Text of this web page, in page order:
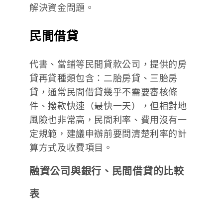
解決資金問題。
民間借貸
代書、當鋪等民間貸款公司，提供的房
貸再貸種類包含：二胎房貸、三胎房
貸，通常民間借貸幾乎不需要審核條
件、撥款快速（最快一天），但相對地
風險也非常高，民間利率、費用沒有一
定規範，建議申辦前要問清楚利率的計
算方式及收費項目。
融資公司與銀行、民間借貸的比較
表